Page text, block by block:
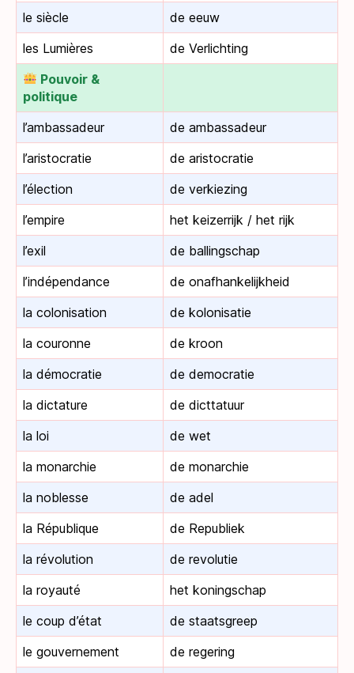
le siècle
de eeuw
les Lumières
de Verlichting
Pouvoir &
politique
l’ambassadeur
de ambassadeur
l’aristocratie
de aristocratie
l’élection
de verkiezing
l’empire
het keizerrijk / het rijk
l’exil
de ballingschap
l’indépendance
de onafhankelijkheid
la colonisation
de kolonisatie
la couronne
de kroon
la démocratie
de democratie
la dictature
de dicttatuur
la loi
de wet
la monarchie
de monarchie
la noblesse
de adel
la République
de Republiek
la révolution
de revolutie
la royauté
het koningschap
le coup d’état
de staatsgreep
le gouvernement
de regering